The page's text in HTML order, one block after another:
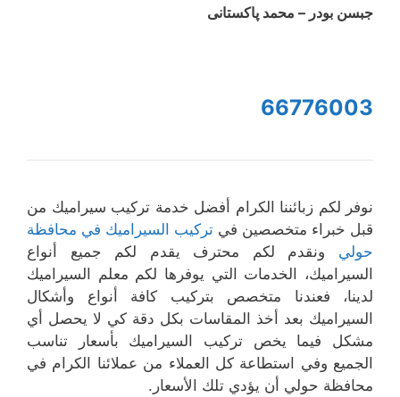
جبسن بودر – محمد پاکستانی
66776003
نوفر لكم زبائننا الكرام أفضل خدمة تركيب سيراميك من
قبل خبراء متخصصين في تركيب السيراميك في محافظة
حولي ونقدم لكم محترف يقدم لكم جميع أنواع
السيراميك، الخدمات التي يوفرها لكم معلم السيراميك
لدينا، فعندنا متخصص بتركيب كافة أنواع وأشكال
السيراميك بعد أخذ المقاسات بكل دقة كي لا يحصل أي
مشكل فيما يخص تركيب السيراميك بأسعار تناسب
الجميع وفي استطاعة كل العملاء من عملائنا الكرام في
محافظة حولي أن يؤدي تلك الأسعار.